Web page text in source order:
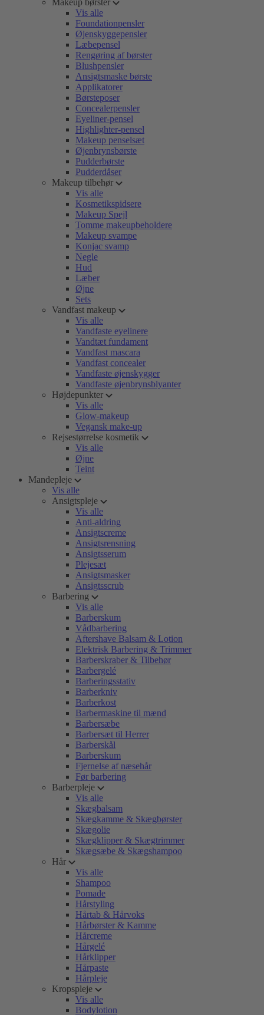
Makeup børster
Vis alle
Foundationpensler
Øjenskyggepensler
Læbepensel
Rengøring af børster
Blushpensler
Ansigtsmaske børste
Applikatorer
Børsteposer
Concealerpensler
Eyeliner-pensel
Highlighter-pensel
Makeup penselsæt
Øjenbrynsbørste
Pudderbørste
Pudderdåser
Makeup tilbehør
Vis alle
Kosmetikspidsere
Makeup Spejl
Tomme makeupbeholdere
Makeup svampe
Konjac svamp
Negle
Hud
Læber
Øjne
Sets
Vandfast makeup
Vis alle
Vandfaste eyelinere
Vandtæt fundament
Vandfast mascara
Vandfast concealer
Vandfaste øjenskygger
Vandfaste øjenbrynsblyanter
Højdepunkter
Vis alle
Glow-makeup
Vegansk make-up
Rejsestørrelse kosmetik
Vis alle
Øjne
Teint
Mandepleje
Vis alle
Ansigtspleje
Vis alle
Anti-aldring
Ansigtscreme
Ansigtsrensning
Ansigtsserum
Plejesæt
Ansigtsmasker
Ansigtsscrub
Barbering
Vis alle
Barberskum
Vådbarbering
Aftershave Balsam & Lotion
Elektrisk Barbering & Trimmer
Barberskraber & Tilbehør
Barbergelé
Barberingsstativ
Barberkniv
Barberkost
Barbermaskine til mænd
Barbersæbe
Barbersæt til Herrer
Barberskål
Barberskum
Fjernelse af næsehår
Før barbering
Barberpleje
Vis alle
Skægbalsam
Skægkamme & Skægbørster
Skægolie
Skægklipper & Skægtrimmer
Skægsæbe & Skægshampoo
Hår
Vis alle
Shampoo
Pomade
Hårstyling
Hårtab & Hårvoks
Hårbørster & Kamme
Hårcreme
Hårgelé
Hårklipper
Hårpaste
Hårpleje
Kropspleje
Vis alle
Bodylotion